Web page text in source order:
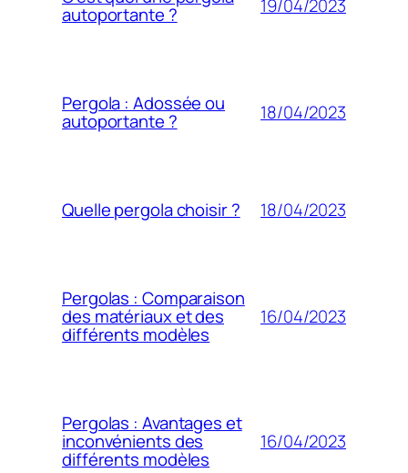
autoportante ? 19/04/2023
Pergola : Adossée ou
autoportante ? 18/04/2023
Quelle pergola choisir ? 18/04/2023
Pergolas : Comparaison
des matériaux et des
différents modèles
16/04/2023
Pergolas : Avantages et
inconvénients des
différents modèles
16/04/2023